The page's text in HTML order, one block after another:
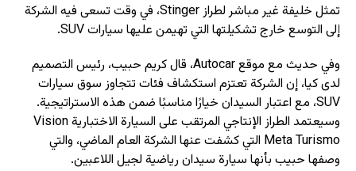
تمثل خليفة غير مباشر لطراز Stinger، في وقت تسعى فيه الشركة
إلى التوسع خارج تشكيلتها التي تهيمن عليها سيارات SUV.
وفي حديث مع موقع Autocar، قال كريم حبيب، رئيس التصميم
لدى كيا، إن الشركة تعتزم استكشاف فئات تتجاوز سوق سيارات
SUV، مع اعتبار السيدان خيارًا مناسبًا ضمن هذه الاستراتيجية.
وسيعتمد الطراز الإنتاجي المرتقب على السيارة الاختبارية Vision
Meta Turismo التي كشفت عنها الشركة العام الماضي، والتي
وصفها حبيب بأنها سيارة سيدان رياضية لجيل اللاعبين.